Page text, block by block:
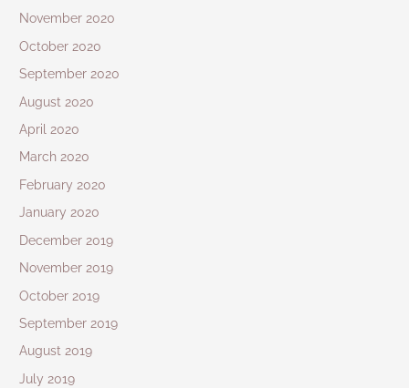
November 2020
October 2020
September 2020
August 2020
April 2020
March 2020
February 2020
January 2020
December 2019
November 2019
October 2019
September 2019
August 2019
July 2019